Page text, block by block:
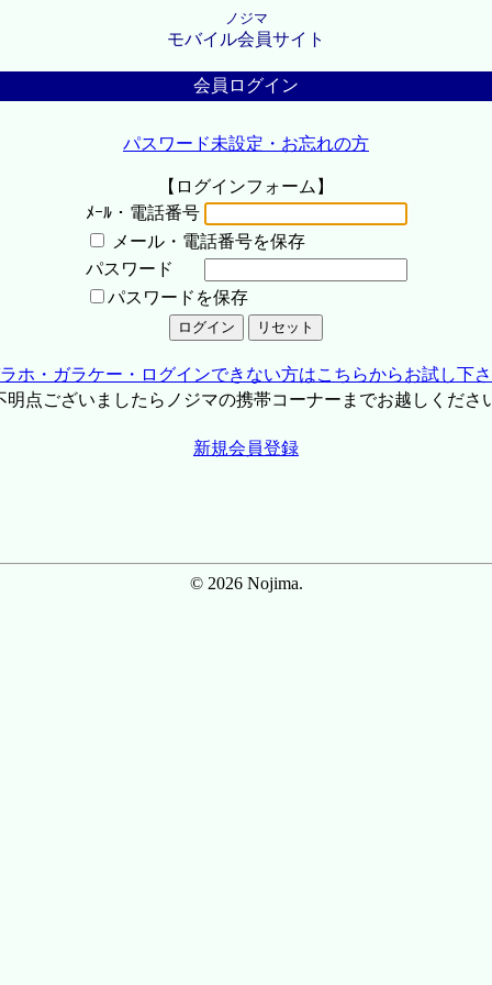
ノジマ
モバイル会員サイト
会員ログイン
パスワード未設定・お忘れの方
【ログインフォーム】
ﾒｰﾙ・電話番号
メール・電話番号を保存
パスワード
パスワードを保存
ホ・ガラケー・ログインできない方はこちらからお試し下
点ございましたらノジマの携帯コーナーまでお越しくださ
新規会員登録
© 2026 Nojima.